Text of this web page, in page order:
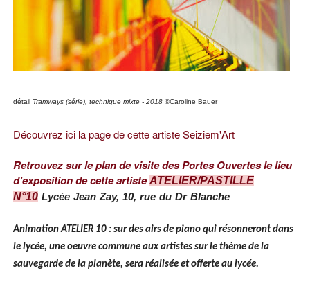
détail Tramways (série), technique mixte - 2018 ©Caroline Bauer
Découvrez ici la page de cette artiste Seiziem'Art
Retrouvez sur le plan de visite des Portes Ouvertes le lieu
d'exposition de cette artiste ATELIER/PASTILLE
N°10 Lycée Jean Zay, 10, rue du Dr Blanche
Animation ATELIER 10 : sur des airs de piano qui résonneront dans
le lycée, une oeuvre commune aux artistes sur le thème de la
sauvegarde de la planète, sera réalisée et offerte au lycée.